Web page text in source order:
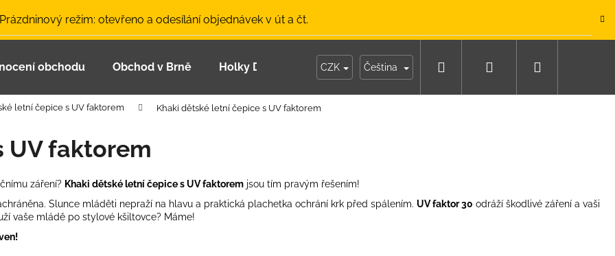
režim: otevřeno a odesílání objednávek v út a čt.
obchodu Obchod v Brně Holky Dupeťačky Moje objednávka
CZK Čeština Hledat Přihlášení
letní čepice s UV faktorem Khaki dětské letní čepice s UV faktorem
UV faktorem
záření? Khaki dětské letní čepice s UV faktorem jsou tím pravým řešením!
Slunce mláděti nepraží na hlavu a praktická plachetka ochrání krk před spálením. UV faktor 30 odráží škodlivé záření a vaši
vaše mládě po stylové kšiltovce? Máme!
Co potřebujete najít?
Doporučujeme